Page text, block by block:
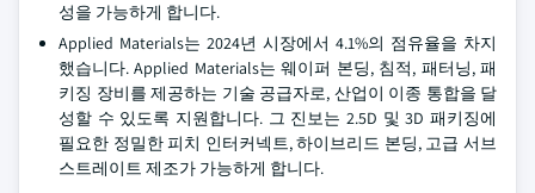
성을 가능하게 합니다.
Applied Materials는 2024년 시장에서 4.1%의 점유율을 차지
했습니다. Applied Materials는 웨이퍼 본딩, 침적, 패터닝, 패
키징 장비를 제공하는 기술 공급자로, 산업이 이종 통합을 달
성할 수 있도록 지원합니다. 그 진보는 2.5D 및 3D 패키징에
필요한 정밀한 피치 인터커넥트, 하이브리드 본딩, 고급 서브
스트레이트 제조가 가능하게 합니다.